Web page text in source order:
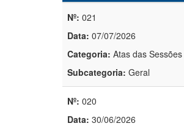
Nº: 021
Data: 07/07/2026
Categoria: Atas das Sessões
Subcategoria: Geral
Nº: 020
Data: 30/06/2026